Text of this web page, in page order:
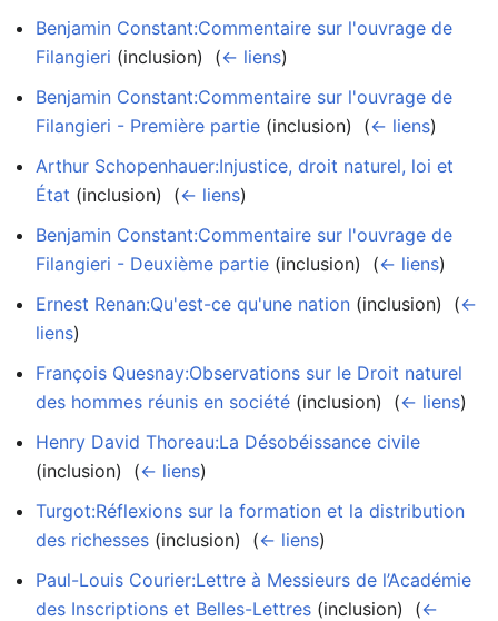
Benjamin Constant:Commentaire sur l'ouvrage de
Filangieri (inclusion) ‎ (← liens)
Benjamin Constant:Commentaire sur l'ouvrage de
Filangieri - Première partie (inclusion) ‎ (← liens)
Arthur Schopenhauer:Injustice, droit naturel, loi et
État (inclusion) ‎ (← liens)
Benjamin Constant:Commentaire sur l'ouvrage de
Filangieri - Deuxième partie (inclusion) ‎ (← liens)
Ernest Renan:Qu'est-ce qu'une nation (inclusion) ‎ (←
liens)
François Quesnay:Observations sur le Droit naturel
des hommes réunis en société (inclusion) ‎ (← liens)
Henry David Thoreau:La Désobéissance civile
(inclusion) ‎ (← liens)
Turgot:Réflexions sur la formation et la distribution
des richesses (inclusion) ‎ (← liens)
Paul-Louis Courier:Lettre à Messieurs de l’Académie
des Inscriptions et Belles-Lettres (inclusion) ‎ (←